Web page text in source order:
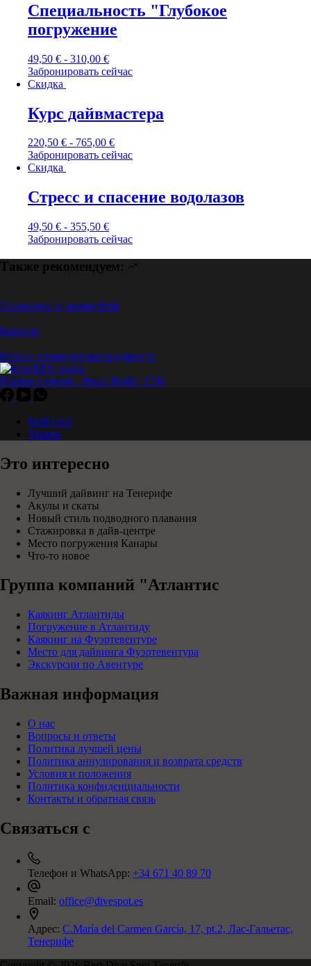
Специальность "Глубокое
погружение
49,50 € - 310,00 €
Забронировать сейчас
Скидка
Курс дайвмастера
220,50 € - 765,00 €
Забронировать сейчас
Скидка
Стресс и спасение водолазов
49,50 € - 355,50 €
Забронировать сейчас
Также рекомендуем:
Снорклинг в заливе Рейс
Каякинг
Ночь и ограниченная видимость
Первая помощь - React Right / EFR
Мой счет
Заказы
Это интересно
Лучший дайвинг на Тенерифе
Акулы и скаты
Новый стиль подводного плавания
Стажировка в дайв-центре
Место погружения Канары
Что-то новое
Группа компаний "Атлантис
Каякинг Атлантиды
Погружение в Атлантиду
Каякинг на Фуэртевентуре
Место для дайвинга Фуэртевентура
Экскурсии по Авентуре
Важная информация
О нас
Вопросы и ответы
Политика лучшей цены
Политика аннулирования и возврата средств
Условия и положения
Политика конфиденциальности
Контакты и обратная связь
Связаться с
Телефон и WhatsApp: +34 671 40 89 70
Email: office@divespot.es
Адрес: C.María del Carmen García, 17, pt.2, Лас-Гальетас,
Тенерифе